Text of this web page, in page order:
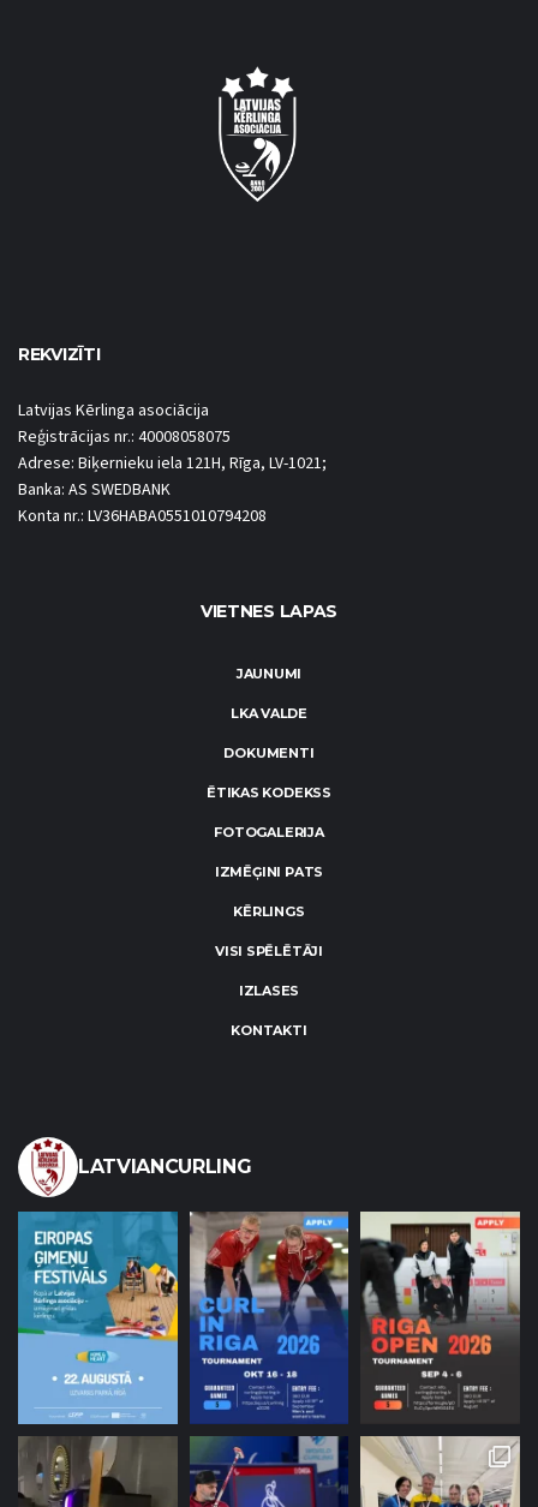
REKVIZĪTI
Latvijas Kērlinga asociācija
Reģistrācijas nr.: 40008058075
Adrese: Biķernieku iela 121H, Rīga, LV-1021;
Banka: AS SWEDBANK
Konta nr.: LV36HABA0551010794208
VIETNES LAPAS
JAUNUMI
LKA VALDE
DOKUMENTI
ĒTIKAS KODEKSS
FOTOGALERIJA
IZMĒĢINI PATS
KĒRLINGS
VISI SPĒLĒTĀJI
IZLASES
KONTAKTI
LATVIANCURLING